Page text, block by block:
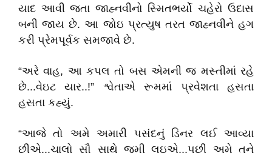
યાદ આવી જતા જાહ્નવીનો સ્મિતભર્યો ચહેરો ઉદાસ
બની જાય છે. આ જોઇ પ્રત્યુષ તરત જાહ્નવીને હગ
કરી પ્રેમપૂર્વક સમજાવે છે.
“અરે વાહ, આ કપલ તો બસ એમની જ મસ્તીમાં રહે
છે...વેઇટ યાર..!” શ્વેતાએ રૂમમાં પ્રવેશતા હસતા
હસતા કહ્યું.
“આજે તો અમે અમારી પસંદનું ડિનર લઈ આવ્યા
છીએ...ચાલો સૌ સાથે જમી લઇએ...પછી અમે તને